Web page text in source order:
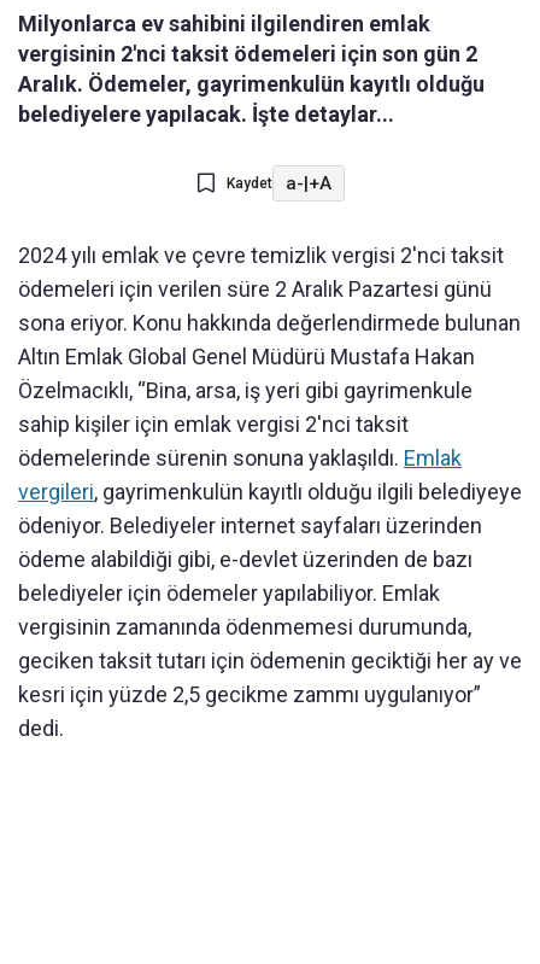
Milyonlarca ev sahibini ilgilendiren emlak
vergisinin 2'nci taksit ödemeleri için son gün 2
Aralık. Ödemeler, gayrimenkulün kayıtlı olduğu
belediyelere yapılacak. İşte detaylar...
Kaydet a-|+A
2024 yılı emlak ve çevre temizlik vergisi 2'nci taksit
ödemeleri için verilen süre 2 Aralık Pazartesi günü
sona eriyor. Konu hakkında değerlendirmede bulunan
Altın Emlak Global Genel Müdürü Mustafa Hakan
Özelmacıklı, “Bina, arsa, iş yeri gibi gayrimenkule
sahip kişiler için emlak vergisi 2'nci taksit
ödemelerinde sürenin sonuna yaklaşıldı. Emlak
vergileri, gayrimenkulün kayıtlı olduğu ilgili belediyeye
ödeniyor. Belediyeler internet sayfaları üzerinden
ödeme alabildiği gibi, e-devlet üzerinden de bazı
belediyeler için ödemeler yapılabiliyor. Emlak
vergisinin zamanında ödenmemesi durumunda,
geciken taksit tutarı için ödemenin geciktiği her ay ve
kesri için yüzde 2,5 gecikme zammı uygulanıyor”
dedi.